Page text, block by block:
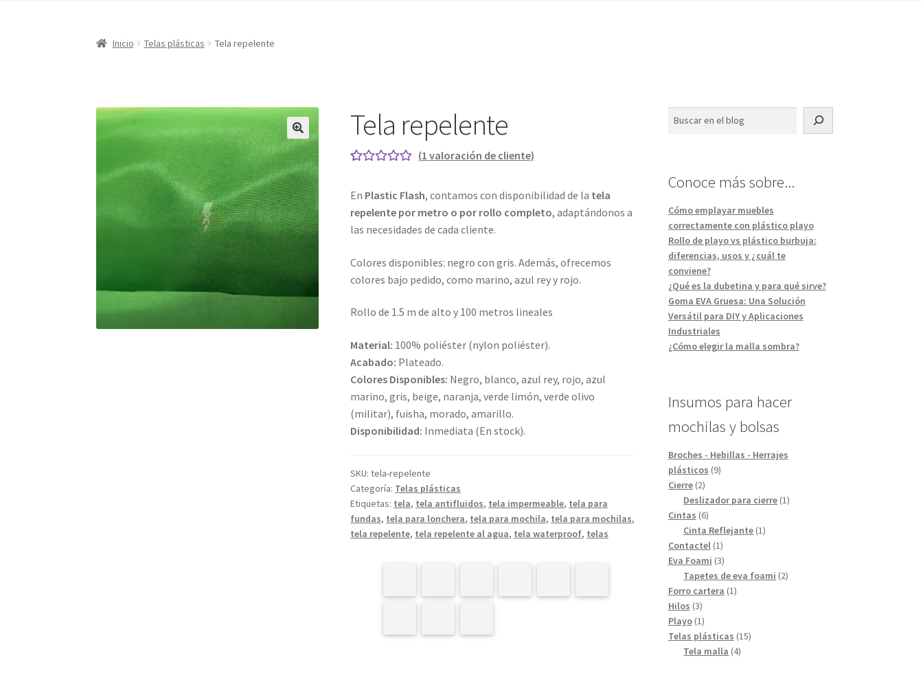
Inicio Telas plásticas Tela repelente
🔍
Tela repelente
5.00
de 5 en
base a
valoración de
(1 valoración de cliente)
En Plastic Flash, contamos con disponibilidad de la tela
repelente por metro o por rollo completo, adaptándonos a
las necesidades de cada cliente.
Colores disponibles: negro con gris. Además, ofrecemos
colores bajo pedido, como marino, azul rey y rojo.
Rollo de 1.5 m de alto y 100 metros lineales
Material: 100% poliéster (nylon poliéster).
Acabado: Plateado.
Colores Disponibles: Negro, blanco, azul rey, rojo, azul
marino, gris, beige, naranja, verde limón, verde olivo
(militar), fuisha, morado, amarillo.
Disponibilidad: Inmediata (En stock).
SKU:tela-repelente
Categoría: Telas plásticas
Etiquetas: tela, tela antifluidos, tela impermeable, tela para
fundas, tela para lonchera, tela para mochila, tela para mochilas,
tela repelente, tela repelente al agua, tela waterproof, telas
Conoce más sobre...
Cómo emplayar muebles
correctamente con plástico playo
Rollo de playo vs plástico burbuja:
diferencias, usos y ¿cuál te
conviene?
¿Qué es la dubetina y para qué sirve?
Goma EVA Gruesa: Una Solución
Versátil para DIY y Aplicaciones
Industriales
¿Cómo elegir la malla sombra?
Insumos para hacer
mochilas y bolsas
Broches - Hebillas - Herrajes
plásticos 99
Cierre 22
productos
Deslizador para cierre 11
Cintas 66
productos
Cinta Reflejante 11
Contactel 11
producto
Eva Foami 33
productos
Tapetes de eva foami 22
Forro cartera 11
Hilos 33
productos
Playo 11
producto
Telas plásticas 1515
Tela malla 44